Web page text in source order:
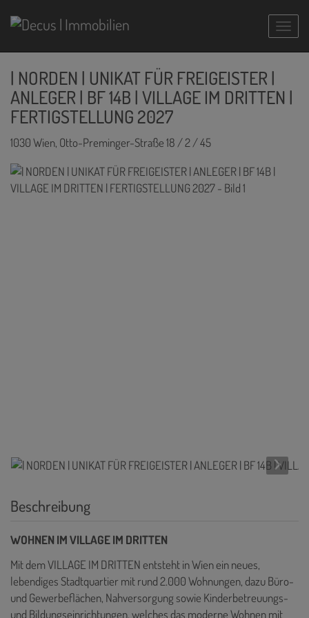
| NORDEN | UNIKAT FÜR FREIGEISTER |
ANLEGER | BF 14B | VILLAGE IM DRITTEN |
FERTIGSTELLUNG 2027
1030 Wien, Otto-Preminger-Straße 18 / 2 / 45
Beschreibung
WOHNEN IM VILLAGE IM DRITTEN
Mit dem VILLAGE IM DRITTEN entsteht in Wien ein neues,
lebendiges Stadtquartier mit rund 2.000 Wohnungen, dazu Büro-
und Gewerbeflächen, Nahversorgung sowie Kinderbetreuungs-
und Bildungseinrichtungen, welches das moderne Wohnen mit